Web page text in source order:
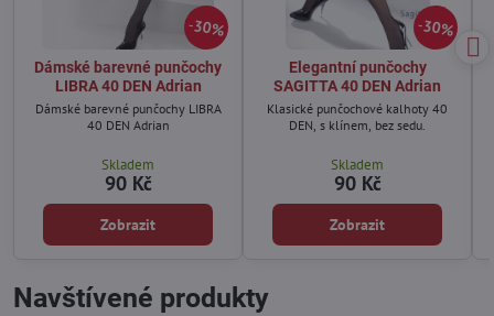
30%
Dámské barevné punčochy
LIBRA 40 DEN Adrian
Dámské barevné punčochy LIBRA
40 DEN Adrian
Skladem
90 Kč
Zobrazit
30%
Elegantní punčochy
SAGITTA 40 DEN Adrian
Klasické punčochové kalhoty 40
DEN, s klínem, bez sedu.
Skladem
90 Kč
Zobrazit
Navštívené produkty